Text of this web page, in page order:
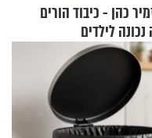
כהן - כיבוד הורים
נכונה לילדים